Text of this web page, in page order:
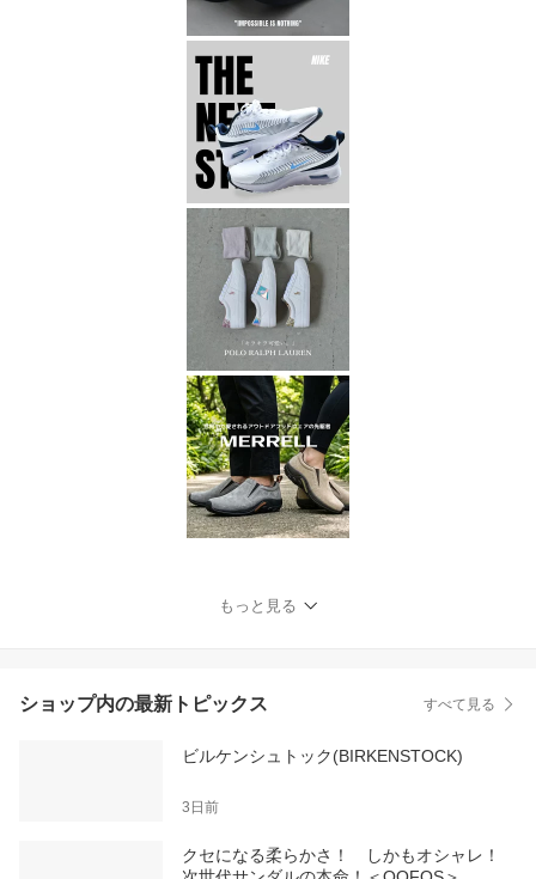
もっと見る
ショップ内の最新トピックス すべて見る
ビルケンシュトック(BIRKENSTOCK)
3日前
クセになる柔らかさ！ しかもオシャレ！